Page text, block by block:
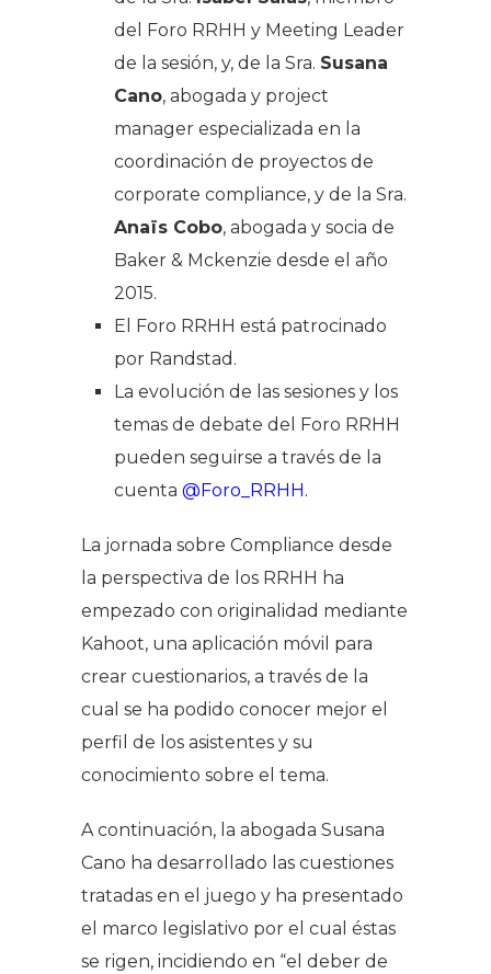
del Foro RRHH y Meeting Leader
de la sesión, y, de la Sra. Susana
Cano, abogada y project
manager especializada en la
coordinación de proyectos de
corporate compliance, y de la Sra.
Anaïs Cobo, abogada y socia de
Baker & Mckenzie desde el año
2015.
El Foro RRHH está patrocinado
por Randstad.
La evolución de las sesiones y los
temas de debate del Foro RRHH
pueden seguirse a través de la
cuenta @Foro_RRHH.
La jornada sobre Compliance desde
la perspectiva de los RRHH ha
empezado con originalidad mediante
Kahoot, una aplicación móvil para
crear cuestionarios, a través de la
cual se ha podido conocer mejor el
perfil de los asistentes y su
conocimiento sobre el tema.
A continuación, la abogada Susana
Cano ha desarrollado las cuestiones
tratadas en el juego y ha presentado
el marco legislativo por el cual éstas
se rigen, incidiendo en “el deber de